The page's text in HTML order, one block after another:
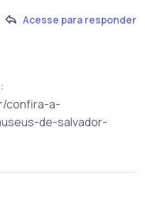
Acesse para responder
confira-a-
de-salvador-